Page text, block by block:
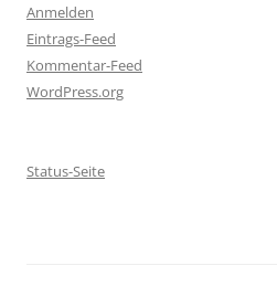
Anmelden
Eintrags-Feed
Kommentar-Feed
WordPress.org
Status-Seite